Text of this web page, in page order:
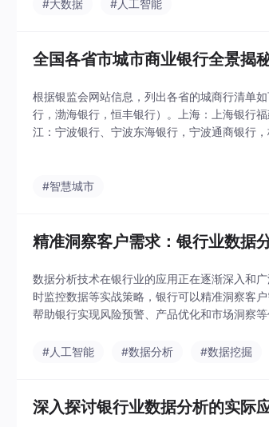
#大数据 #人工智能
全国各省市城市商业银行全景揭
根据银监会网站信息，列出各省的城商行清单
行，渤海银行，恒丰银行）。上海：上海银行
江：宁波银行、宁波东海银行，宁波通商银行
#智慧城市
精准洞察客户需求：银行业数据
数据分析技术在银行业的应用正在逐渐深入和
时监控数据等实战策略，银行可以精准洞察客
帮助银行实现风险预警、产品优化和市场洞察
#人工智能
#数据分析 #数据挖掘
深入探讨银行业数据分析的实际